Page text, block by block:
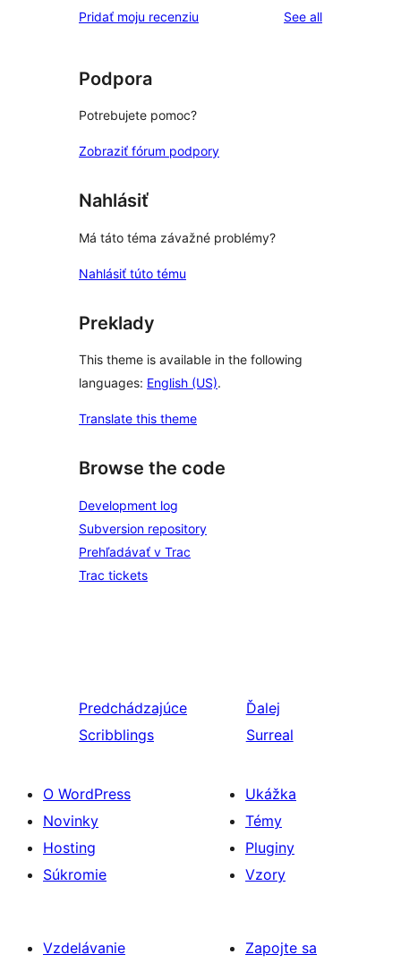
Pridať moju recenziu See allreviews
Podpora
Potrebujete pomoc?
Zobraziť fórum podpory
Nahlásiť
Má táto téma závažné problémy?
Nahlásiť túto tému
Preklady
This theme is available in the following
languages: English (US).
Translate this theme
Browse the code
Development log
Subversion repository
Prehľadávať v Trac
Trac tickets
Predchádzajúce
Scribblings
Ďalej
Surreal
O WordPress
Novinky
Hosting
Súkromie
Ukážka
Témy
Pluginy
Vzory
Vzdelávanie
Zapojte sa